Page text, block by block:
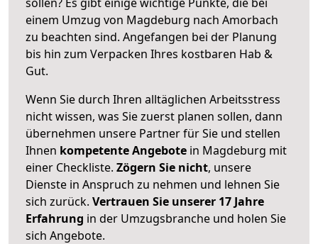
einem Umzug von Magdeburg nach Amorbach
zu beachten sind. Angefangen bei der Planung
bis hin zum Verpacken Ihres kostbaren Hab &
Gut.
Wenn Sie durch Ihren alltäglichen Arbeitsstress
nicht wissen, was Sie zuerst planen sollen, dann
übernehmen unsere Partner für Sie und stellen
Ihnen kompetente Angebote in Magdeburg mit
einer Checkliste. Zögern Sie nicht, unsere
Dienste in Anspruch zu nehmen und lehnen Sie
sich zurück. Vertrauen Sie unserer 17 Jahre
Erfahrung in der Umzugsbranche und holen Sie
sich Angebote.